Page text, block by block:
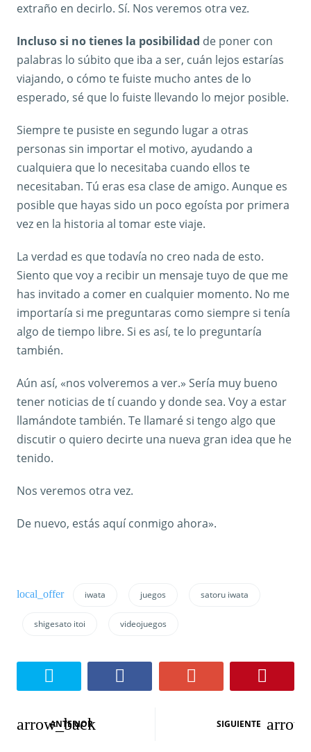
extraño en decirlo. Sí. Nos veremos otra vez.
Incluso si no tienes la posibilidad de poner con
palabras lo súbito que iba a ser, cuán lejos estarías
viajando, o cómo te fuiste mucho antes de lo
esperado, sé que lo fuiste llevando lo mejor posible.
Siempre te pusiste en segundo lugar a otras
personas sin importar el motivo, ayudando a
cualquiera que lo necesitaba cuando ellos te
necesitaban. Tú eras esa clase de amigo. Aunque es
posible que hayas sido un poco egoísta por primera
vez en la historia al tomar este viaje.
La verdad es que todavía no creo nada de esto.
Siento que voy a recibir un mensaje tuyo de que me
has invitado a comer en cualquier momento. No me
importaría si me preguntaras como siempre si tenía
algo de tiempo libre. Si es así, te lo preguntaría
también.
Aún así, «nos volveremos a ver.» Sería muy bueno
tener noticias de tí cuando y donde sea. Voy a estar
llamándote también. Te llamaré si tengo algo que
discutir o quiero decirte una nueva gran idea que he
tenido.
Nos veremos otra vez.
De nuevo, estás aquí conmigo ahora».
iwata juegos satoru iwata
shigesato itoi videojuegos
N
ANTERIOR SIGUIENTE